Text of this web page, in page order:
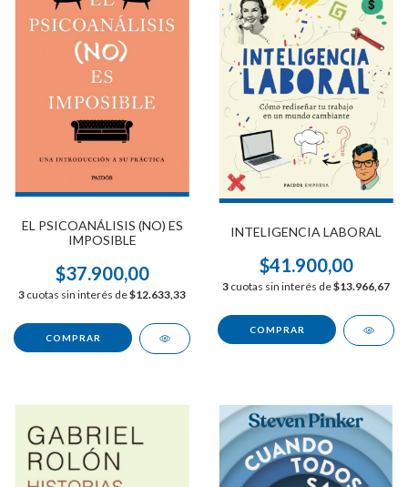
EL PSICOANÁLISIS (NO) ES
IMPOSIBLE
$37.900,00
3 cuotas sin interés de$12.633,33
INTELIGENCIA LABORAL
$41.900,00
3 cuotas sin interés de$13.966,67